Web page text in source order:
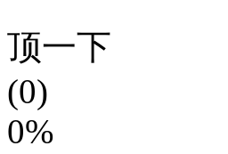
顶一下
(0)
0%